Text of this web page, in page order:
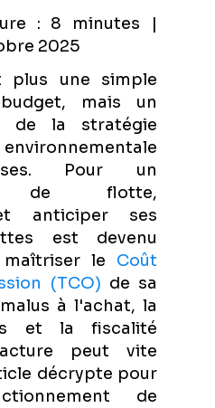
: 8 minutes |
2025
plus une simple
mais un
de la stratégie
Pour un
de flotte,
anticiper ses
est devenu
le Coût
(TCO) de sa
à l'achat, la
et la fiscalité
peut vite
décrypte pour
de